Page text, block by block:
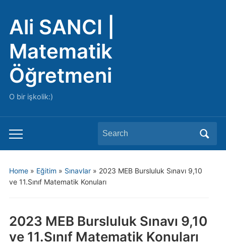
Ali SANCI |
Matematik
Öğretmeni
O bir işkolik:)
Toggle
mobile
Search
for:
Home» Eğitim » Sınavlar» 2023 MEB Bursluluk Sınavı 9,10
ve 11.Sınıf Matematik Konuları
2023 MEB Bursluluk Sınavı 9,10
ve 11.Sınıf Matematik Konuları